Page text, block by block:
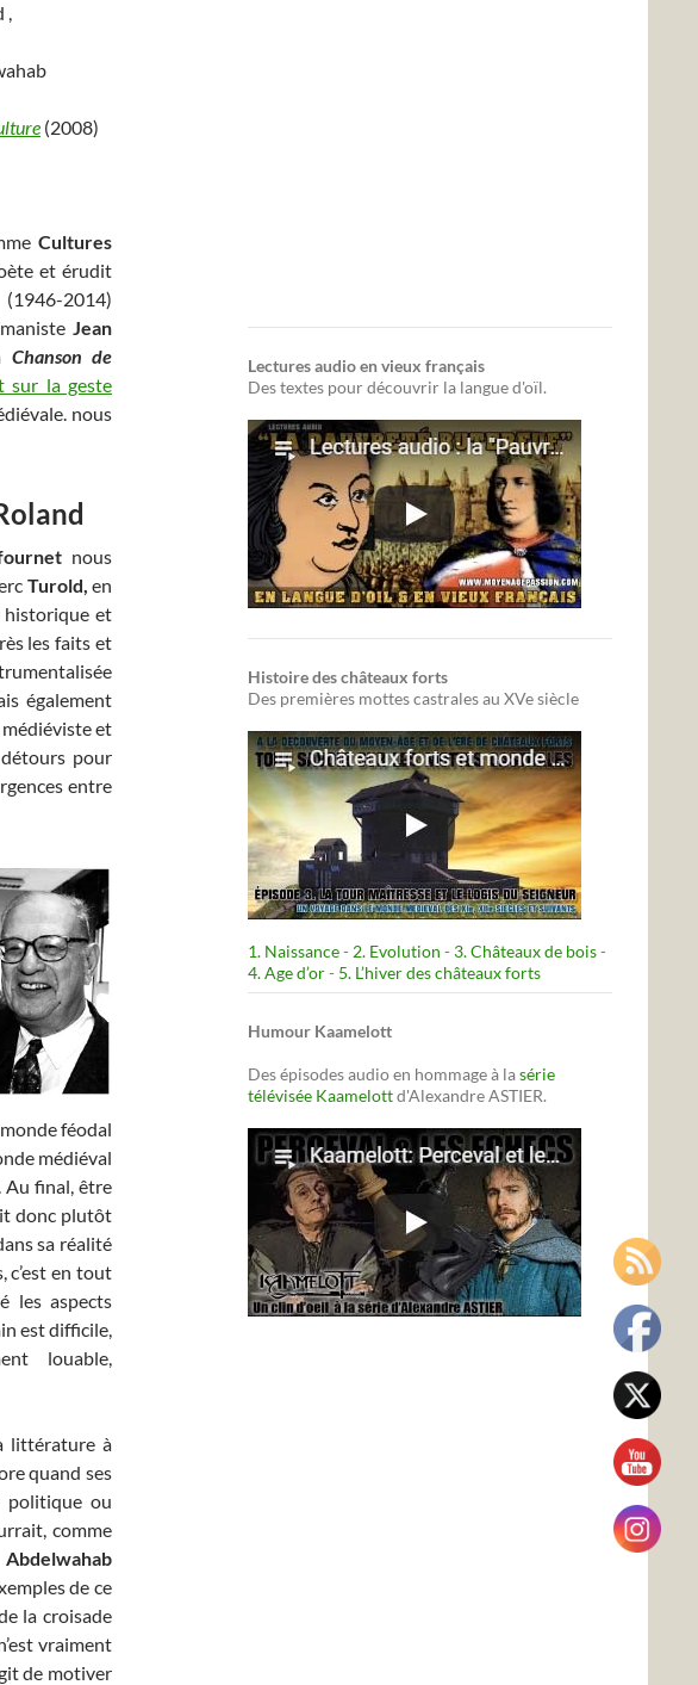
,
(2008)
Cultures
et érudit
2014)
Jean
Chanson de
sur la geste
nous
nous
Turold, en
historique et
les faits et
également
et
pour
entre
féodal
médiéval
Au final, être
donc plutôt
sa réalité
c’est en tout
les aspects
est difficile,
louable,
littérature à
quand ses
politique ou
comme
Abdelwahab
de ce
la croisade
vraiment
de motiver
Lectures audio en vieux français
Des textes pour découvrir la langue d'oïl.
Histoire des châteaux forts
Des premières mottes castrales au XVe siècle
1. Naissance- 2. Evolution - 3. Châteaux de bois-
4. Age d’or- 5. L’hiver des châteaux forts
Humour Kaamelott
Des épisodes audio en hommage à lasérie
télévisée Kaamelottd'Alexandre ASTIER.